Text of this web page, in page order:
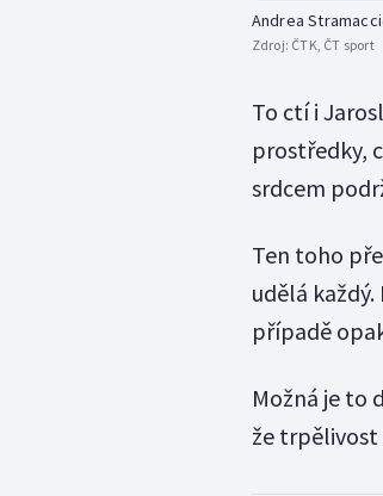
Andrea
Zdroj: ČTK, ČT sport
To ctí i
prostředky,
srdcem
Ten toho
udělá
případě
Možná je to
že trpělivost